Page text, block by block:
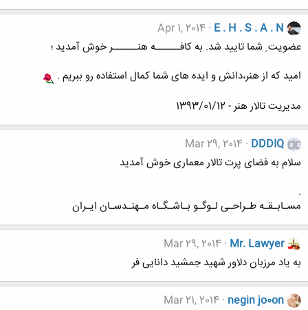
E . H . S . A . N
Apr 1, 2014
عضویت ِ شما تایید شد. به کافــــــه هنــــــر خوش آمدید ؛
امید که از هنر،دانش و ایده های شما کمال استفاده رو ببریم .
مدیریت تالار هنر - 1393/01/12
DDDIQ
Mar 29, 2014
سلام به فضای پرت تالار معماری خوش آمدید
.
مسـابـقـه طـراحـی لـوگـو بـاشـگـاه مـهنـدسـان ایـران
Mr. Lawyer
Mar 29, 2014
به یاد مرزبان دلاور شهید جمشید دانایی فر
negin jo0on
Mar 21, 2014